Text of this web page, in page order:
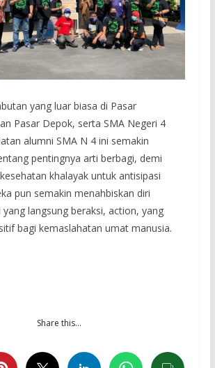
yang luar biasa di Pasar
Pasar Depok, serta SMA Negeri 4
alumni SMA N 4 ini semakin
pentingnya arti berbagi, demi
khalayak untuk antisipasi
pun semakin menahbiskan diri
yang langsung beraksi, action, yang
bagi kemaslahatan umat manusia.
Share this…